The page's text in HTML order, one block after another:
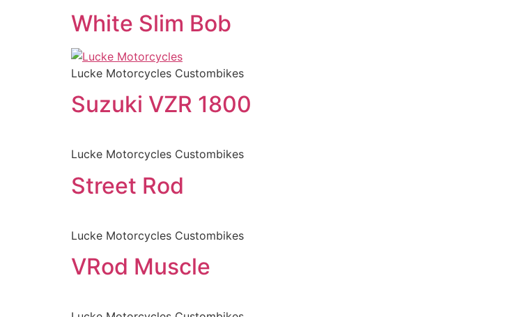
White Slim Bob
Lucke Motorcycles Custombikes
Suzuki VZR 1800
Lucke Motorcycles Custombikes
Street Rod
Lucke Motorcycles Custombikes
VRod Muscle